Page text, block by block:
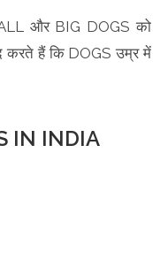
और BIG DOGS को
करते हैं कि DOGS उम्र में
IN INDIA